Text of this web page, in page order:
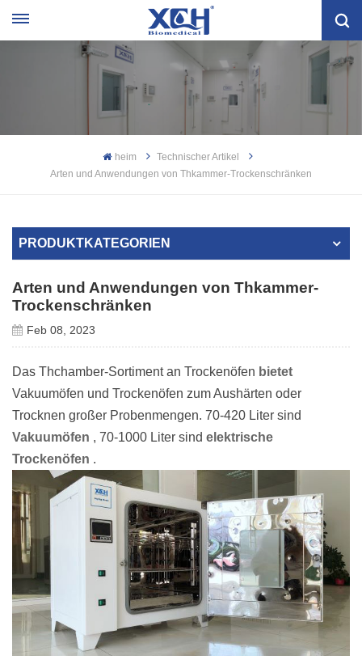
heim
Technischer Artikel
Arten und Anwendungen von Thkammer-Trockenschränken
PRODUKTKATEGORIEN
Arten und Anwendungen von Thkammer-
Trockenschränken
Feb 08, 2023
Das Thchamber-Sortiment an Trockenöfen bietet
Vakuumöfen und Trockenöfen zum Aushärten oder
Trocknen großer Probenmengen. 70-420 Liter sind
Vakuumöfen , 70-1000 Liter sind elektrische
Trockenöfen .